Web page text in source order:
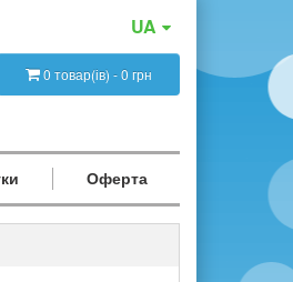
UA
0 товар(ів) - 0 грн
Оферта